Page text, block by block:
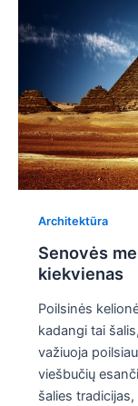
Architektūra
Senovės
kiekvienas
Poilsinės
kadangi tai
važiuoja
viešbučių
šalies